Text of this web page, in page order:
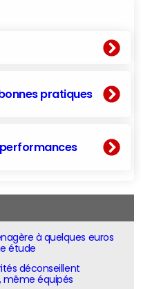
pratiques
à quelques euros
étude
déconseillent
même équipés